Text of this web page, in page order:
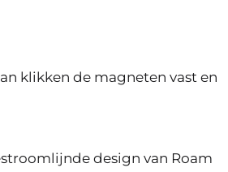
klikken de magneten vast en
design van Roam